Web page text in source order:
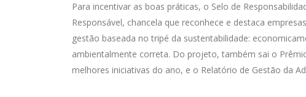
Para incentivar as boas práticas, o Selo de
Responsável, chancela que reconhece e destaca
gestão baseada no tripé da sustentabilidade:
ambientalmente correta. Do projeto, também sai o
melhores iniciativas do ano, e o Relatório de Gestão da